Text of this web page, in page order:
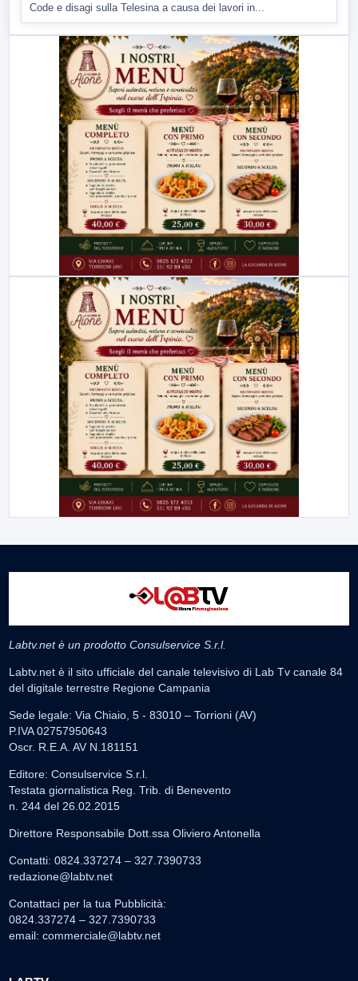
Code e disagi sulla Telesina a causa dei lavori in...
Labtv.net è un prodotto Consulservice S.r.l.
Labtv.net è il sito ufficiale del canale televisivo di Lab Tv canale 84
del digitale terrestre Regione Campania
Sede legale: Via Chiaio, 5 - 83010 – Torrioni (AV)
P.IVA 02757950643
Oscr. R.E.A. AV N.181151
Editore: Consulservice S.r.l.
Testata giornalistica Reg. Trib. di Benevento
n. 244 del 26.02.2015
Direttore Responsabile Dott.ssa Oliviero Antonella
Contatti: 0824.337274 – 327.7390733
redazione@labtv.net
Contattaci per la tua Pubblicità:
0824.337274 – 327.7390733
email: commerciale@labtv.net